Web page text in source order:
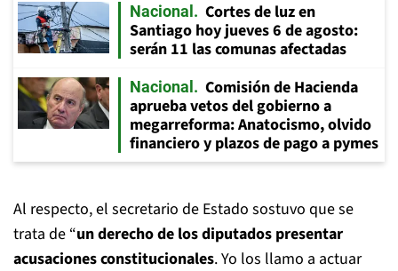
Nacional
Cortes de luz en
Santiago hoy jueves 6 de agosto:
serán 11 las comunas afectadas
Nacional
Comisión de Hacienda
aprueba vetos del gobierno a
megarreforma: Anatocismo, olvido
financiero y plazos de pago a pymes
Al respecto, el secretario de Estado sostuvo que se
trata de “un derecho de los diputados presentar
acusaciones constitucionales. Yo los llamo a actuar